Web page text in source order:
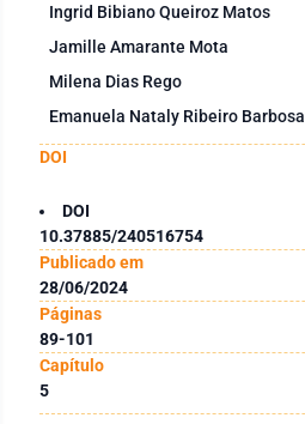
Ingrid Bibiano Queiroz Matos
Jamille Amarante Mota
Milena Dias Rego
Emanuela Nataly Ribeiro Barbosa
DOI
DOI
10.37885/240516754
Publicado em
28/06/2024
Páginas
89-101
Capítulo
5